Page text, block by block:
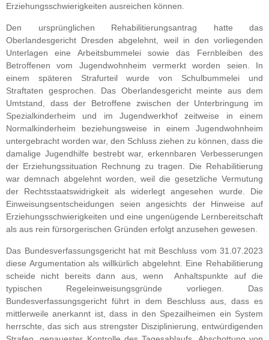
Erziehungsschwierigkeiten ausreichen können.
Den ursprünglichen Rehabilitierungsantrag hatte das
Oberlandesgericht Dresden abgelehnt, weil in den vorliegenden
Unterlagen eine Arbeitsbummelei sowie das Fernbleiben des
Betroffenen vom Jugendwohnheim vermerkt worden seien. In
einem späteren Strafurteil wurde von Schulbummelei und
Straftaten gesprochen. Das Oberlandesgericht meinte aus dem
Umtstand, dass der Betroffene zwischen der Unterbringung im
Spezialkinderheim und im Jugendwerkhof zeitweise in einem
Normalkinderheim beziehungsweise in einem Jugendwohnheim
untergebracht worden war, den Schluss ziehen zu können, dass die
damalige Jugendhilfe bestrebt war, erkennbaren Verbesserungen
der Erziehungssituation Rechnung zu tragen. Die Rehabilitierung
war demnach abgelehnt worden, weil die gesetzliche Vermutung
der Rechtsstaatswidrigkeit als widerlegt angesehen wurde. Die
Einweisungsentscheidungen seien angesichts der Hinweise auf
Erziehungsschwierigkeiten und eine ungenügende Lernbereitschaft
als aus rein fürsorgerischen Gründen erfolgt anzusehen gewesen.
Das Bundesverfassungsgericht hat mit Beschluss vom 31.07.2023
diese Argumentation als willkürlich abgelehnt. Eine Rehabilitierung
scheide nicht bereits dann aus, wenn Anhaltspunkte auf die
typischen Regeleinweisungsgründe vorliegen. Das
Bundesverfassungsgericht führt in dem Beschluss aus, dass es
mittlerweile anerkannt ist, dass in den Spezailheimen ein System
herrschte, das sich aus strengster Disziplinierung, entwürdigenden